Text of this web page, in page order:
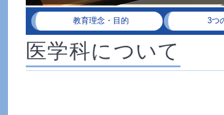
教育理念・目的 3つ
医学科について